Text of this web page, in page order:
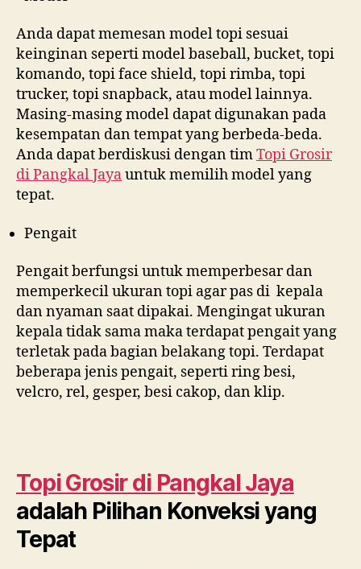
Anda dapat memesan model topi sesuai
keinginan seperti model baseball, bucket, topi
komando, topi face shield, topi rimba, topi
trucker, topi snapback, atau model lainnya.
Masing-masing model dapat digunakan pada
kesempatan dan tempat yang berbeda-beda.
Anda dapat berdiskusi dengan timTopi Grosir
diPangkal Jayauntuk memilih model yang
tepat.
Pengait
Pengait berfungsi untuk memperbesar dan
memperkecil ukuran topi agar pas di kepala
dan nyaman saat dipakai. Mengingat ukuran
kepala tidak sama maka terdapat pengait yang
terletak pada bagian belakang topi. Terdapat
beberapa jenis pengait, seperti ring besi,
velcro, rel, gesper, besi cakop, dan klip.
Topi Grosir di Pangkal Jaya
adalah Pilihan Konveksi yang
Tepat